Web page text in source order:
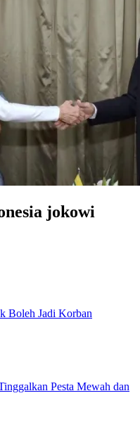
jokowi
Boleh Jadi Korban
Pesta Mewah dan